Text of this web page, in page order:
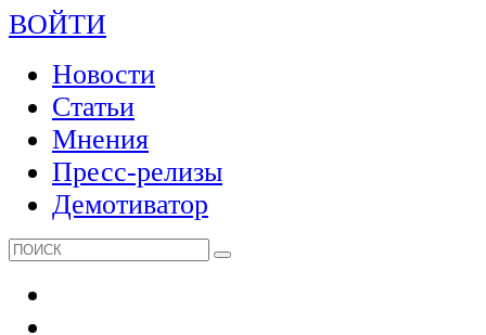
ВОЙТИ
Новости
Статьи
Мнения
Пресс-релизы
Демотиватор